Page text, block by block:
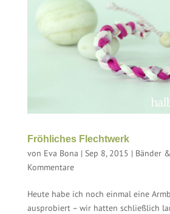
Fröhliches Flechtwerk
von Eva Bona | Sep 8, 2015 | Bänder
Kommentare
Heute habe ich noch einmal eine
ausprobiert – wir hatten schließlich